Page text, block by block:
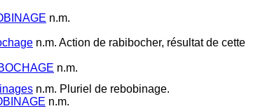
n.m.
n.m. Action de rabibocher, résultat de cette
n.m.
n.m. Pluriel de rebobinage.
n.m.